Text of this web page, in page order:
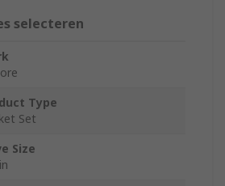
selecteren
Type
Set
Size